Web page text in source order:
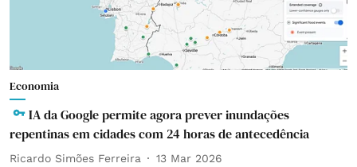
Economia
IA da Google permite agora prever inundações
repentinas em cidades com 24 horas de antecedência
Ricardo Simões Ferreira 13 Mar 2026